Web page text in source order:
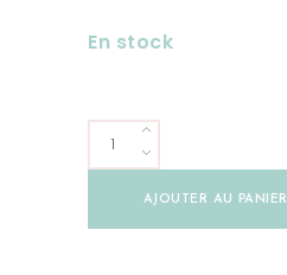
En stock
Duo
Samares
quantityAJOUTER AU PANIER